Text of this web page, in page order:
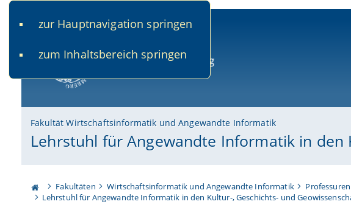
zur Hauptnavigation springen
zum Inhaltsbereich springen
Fakultät Wirtschaftsinformatik und Angewandte Informatik
Lehrstuhl für Angewandte Informatik in den
Fakultäten Wirtschaftsinformatik und Angewandte Informatik
Lehrstuhl für Angewandte Informatik in den Kultur-, Geschichts- und